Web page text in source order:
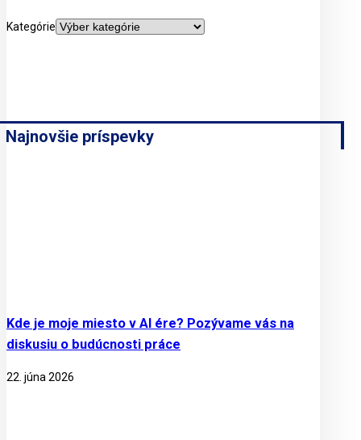
Kategórie
Najnovšie príspevky
Kde je moje miesto v AI ére? Pozývame vás na
diskusiu o budúcnosti práce
22. júna 2026